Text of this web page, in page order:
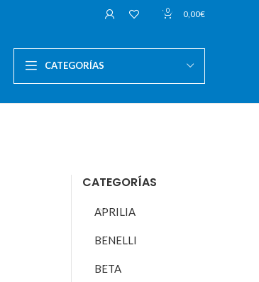
0 0,00€
CATEGORÍAS
CATEGORÍAS
APRILIA
BENELLI
BETA